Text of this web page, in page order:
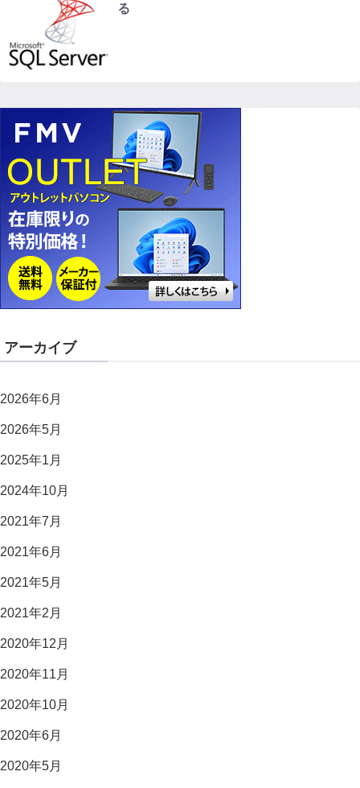
る
アーカイブ
2026年6月
2026年5月
2025年1月
2024年10月
2021年7月
2021年6月
2021年5月
2021年2月
2020年12月
2020年11月
2020年10月
2020年6月
2020年5月